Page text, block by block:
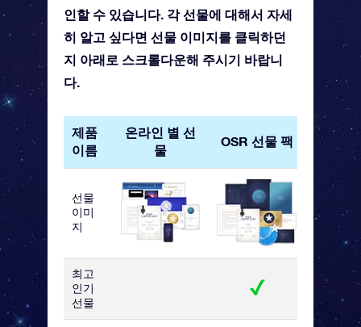
인할 수 있습니다. 각 선물에 대해서 자세
히 알고 싶다면 선물 이미지를 클릭하던
지 아래로 스크롤다운해 주시기 바랍니
다.
제품
이름
온라인 별 선
물
OSR 선물 팩
OSR
카
선물
이미
지
최고
인기
선물